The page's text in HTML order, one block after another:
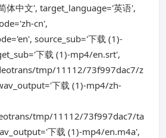
体中文', target_language='英语',
cn',
source_sub='下载 (1)-
下载 (1)-mp4/en.srt',
tmp/11112/73f997dac7/z
下载 (1)-mp4/zh-
tmp/11112/73f997dac7/ta
下载 (1)-mp4/en.m4a',